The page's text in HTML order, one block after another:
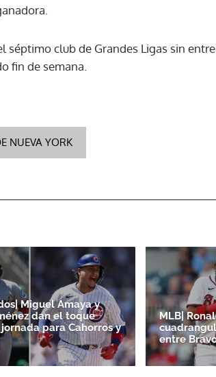
séptimo club de Grandes Ligas sin
fin de semana.
NUEVA YORK
Miguel Amaya y
dan el toque
para Cahorros y
MLB|
entre